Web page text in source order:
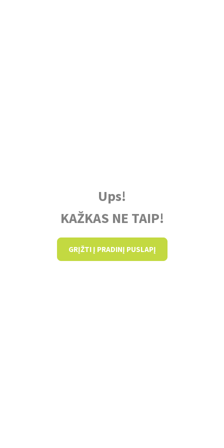
Ups!
KAŽKAS NE TAIP!
GRĮŽTI Į PRADINĮ PUSLAPĮ